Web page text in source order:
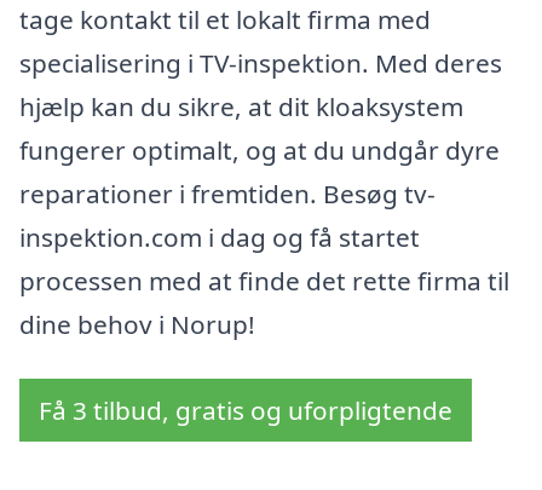
tage kontakt til et lokalt firma med
specialisering i TV-inspektion. Med deres
hjælp kan du sikre, at dit kloaksystem
fungerer optimalt, og at du undgår dyre
reparationer i fremtiden. Besøg tv-
inspektion.com i dag og få startet
processen med at finde det rette firma til
dine behov i Norup!
Få 3 tilbud, gratis og uforpligtende